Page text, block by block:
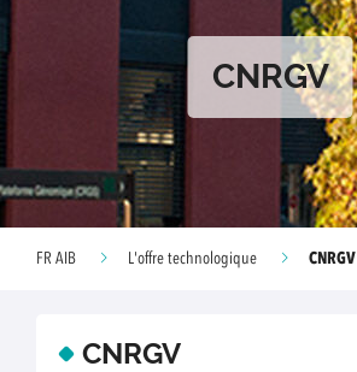
CNRGV
FR AIB L'offre technologique CNRGV
CNRGV